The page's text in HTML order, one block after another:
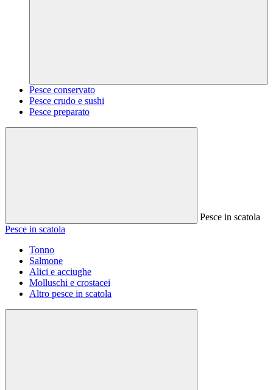
Pesce conservato
Pesce crudo e sushi
Pesce preparato
Pesce in scatola
Pesce in scatola
Tonno
Salmone
Alici e acciughe
Molluschi e crostacei
Altro pesce in scatola